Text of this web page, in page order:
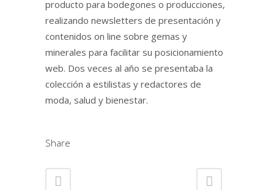
producto para bodegones o producciones,
realizando newsletters de presentación y
contenidos on line sobre gemas y
minerales para facilitar su posicionamiento
web. Dos veces al año se presentaba la
colección a estilistas y redactores de
moda, salud y bienestar.
Share